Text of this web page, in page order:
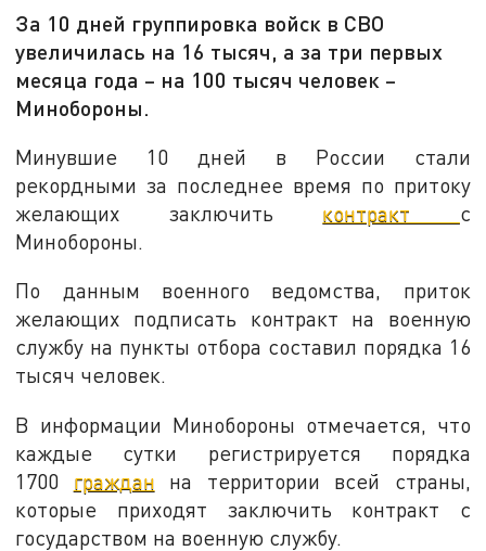
За 10 дней группировка войск в СВО
увеличилась на 16 тысяч, а за три первых
месяца года – на 100 тысяч человек –
Минобороны.
Минувшие 10 дней в России стали
рекордными за последнее время по притоку
желающих заключить контракт с
Минобороны.
По данным военного ведомства, приток
желающих подписать контракт на военную
службу на пункты отбора составил порядка 16
тысяч человек.
В информации Минобороны отмечается, что
каждые сутки регистрируется порядка
1700 граждан на территории всей страны,
которые приходят заключить контракт с
государством на военную службу.